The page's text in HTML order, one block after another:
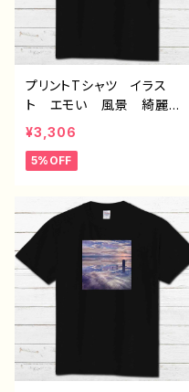
プリントTシャツ イラス
ト エモい 風景 綺麗
美しい 景色 可愛い女の
子 おしゃれ メンズ レ
ディース おしゃれ 黒
イラストレーター 絵師
クリエイター オリジナル
デザイン グッズ 半袖シャ
ツ デザイン コラボ タ
イトル：dear 作：アナ F-
¥3,306
5%OFF